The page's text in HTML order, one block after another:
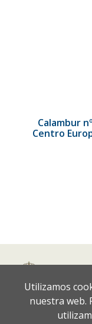
Calambur
Centro
Utilizamos
nuestra web.